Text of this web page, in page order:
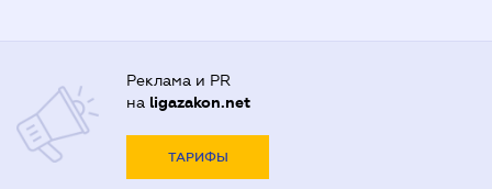
Реклама и PR
на ligazakon.net
ТАРИФЫ